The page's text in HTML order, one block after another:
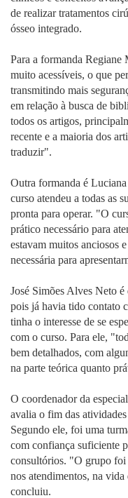
de realizar tratamentos
ósseo integrado.
Para a formanda Regiane
muito acessíveis, o que
transmitindo mais
em relação à busca de
todos os artigos,
recente e a maioria dos
traduzir".
Outra formanda é
curso atendeu a todas as
pronta para operar. "O
prático necessário para
estavam muitos anciosos
necessária para
José Simões Alves Neto
pois já havia tido contato
tinha o interesse de se
com o curso. Para ele,
bem detalhados, com
na parte teórica quanto
O coordenador da
avalia o fim das
Segundo ele, foi uma
com confiança suficiente
consultórios. "O grupo foi
nos atendimentos, na
concluiu.